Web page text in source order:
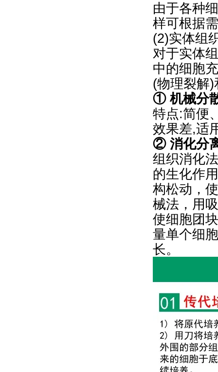
由于各种
样可根据
(2)实体组
对于实体
中的细胞
(物理裂解
① 机械分
特点:简便
效果差,适
② 消化分
组织消化
的生化作
构松动，
械法，用
使细胞团
量单个细
长。